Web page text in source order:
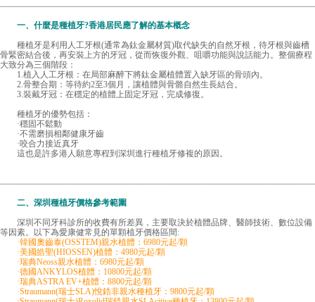
一、什麼是種植牙?香港居民應了解的基本概念
種植牙是利用人工牙根(通常為鈦金屬材質)取代缺失的自然牙根，待牙根與齒槽
骨緊密結合後，再安裝上方的牙冠，從而恢復外觀、咀嚼功能與說話能力。整個療程
大致分為三個階段：
1.植入人工牙根：在局部麻醉下將鈦金屬植體置入缺牙區的骨頭內。
2.骨整合期：等待約2至3個月，讓植體與骨骼自然生長結合。
3.裝戴牙冠：在穩定的植體上固定牙冠，完成修復。
種植牙的優勢包括：
·穩固不鬆動
·不需磨損相鄰健康牙齒
·咬合力接近真牙
這也是許多港人願意專程到深圳進行種植牙修複的原因。
二、深圳種植牙價格參考範圍
深圳不同牙科診所的收費有所差異，主要取決於植體品牌、醫師技術、數位設備
等因素。以下為愛康健常見的單顆植牙價格區間:
·韓國奧齒泰(OSSTEM)親水植體：6980元起/顆
·美國皓聖(HIOSSEN)植體：4980元起/顆
·瑞典Neoss親水植體：6980元起/顆
·德國ANKYLOS植體：10800元起/顆
·瑞典ASTRA EV+植體：8800元起/顆
·Straumann(瑞士SLA)悅鋯非親水種植牙：9800元起/顆